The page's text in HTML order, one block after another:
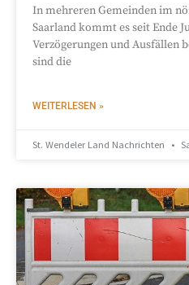
In mehreren Gemeinden im
Saarland kommt es seit Ende
Verzögerungen und Ausfällen
sind die
WEITERLESEN »
St. Wendeler Land Nachrichten